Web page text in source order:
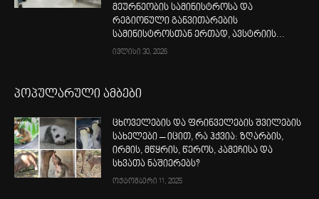
მეურნეობის სამინისტროსა და
რეგიონული განვითარების
სამინისტროსთან ერთად, ავსტრიის...
ივლისი 30, 2026
პოპულარული ამბები
ცხოველების და ფრინველების შვილების
სახელები – იცით, რა ჰქვია: ზღარბის,
ირმის, მწყრის, წეროს, კამეჩისა და
სხვათა ნაშიერებს?
ოქტომბერი 11, 2025